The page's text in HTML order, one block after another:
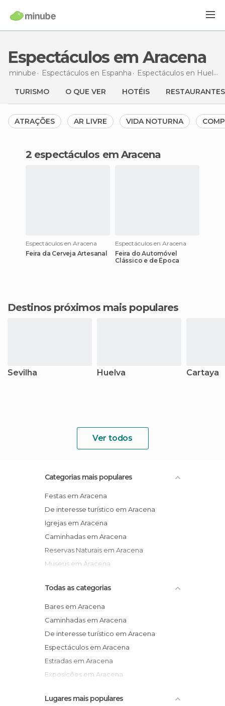
Espectáculos em Aracena
minube Espectáculos en Espanha Espectáculos en Huelva
TURISMO O QUE VER HOTÉIS RESTAURANTES
ATRAÇÕES AR LIVRE VIDA NOTURNA
2 espectáculos em Aracena
Espectáculos en Aracena
Feira da Cerveja Artesanal
Espectáculos en Aracena
Feira do Automóvel
Clássico e de Época
Destinos próximos mais populares
Sevilha Huelva Cartaya
Ver todos
Categorias mais populares
Festas em Aracena
De interesse turístico em Aracena
Igrejas em Aracena
Caminhadas em Aracena
Reservas Naturais em Aracena
Museus em Aracena
Todas as categorias
Bares em Aracena
Caminhadas em Aracena
De interesse turístico em Aracena
Espectáculos em Aracena
Estradas em Aracena
Exposições em Aracena
Igrejas em Aracena
Lugares mais populares